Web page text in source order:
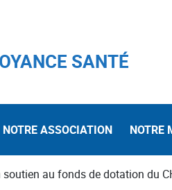
SANTÉ
NOTRE ASSOCIATION NOTRE
soutien au fonds de dotation du